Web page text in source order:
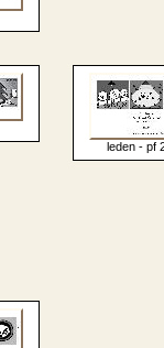
leden - pf